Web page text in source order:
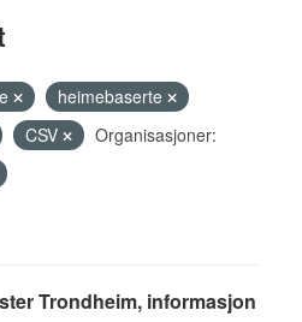
heimebaserte
CSV
Organisasjoner:
Trondheim, informasjon